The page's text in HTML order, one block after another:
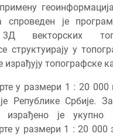
спроведен је
векторских
структуирају у
израђују топографске
у размери 1 : 20 000
Републике Србије.
израђено је укупно
у размери 1 : 20 000